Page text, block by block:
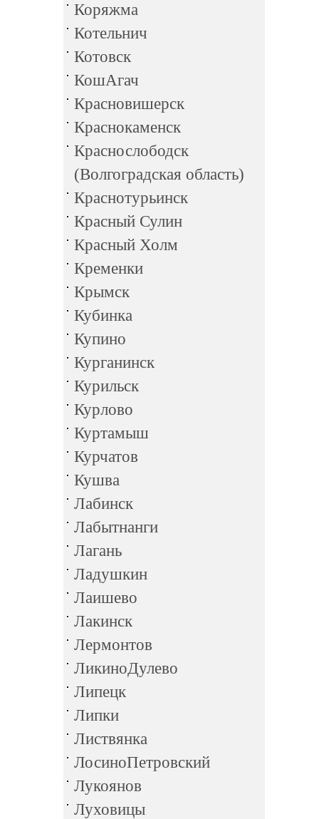
Коряжма
Котельнич
Котовск
КошАгач
Красновишерск
Краснокаменск
Краснослободск
(Волгоградская область)
Краснотурьинск
Красный Сулин
Красный Холм
Кременки
Крымск
Кубинка
Купино
Курганинск
Курильск
Курлово
Куртамыш
Курчатов
Кушва
Лабинск
Лабытнанги
Лагань
Ладушкин
Лаишево
Лакинск
Лермонтов
ЛикиноДулево
Липецк
Липки
Листвянка
ЛосиноПетровский
Лукоянов
Луховицы